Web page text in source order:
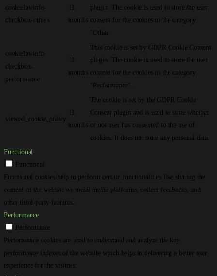
cookielawinfo-
checkbox-others
months
plugin. The cookie is used to store the user
consent for the cookies in the category
"Other.
cookielawinfo-
checkbox-
performance
months
This cookie is set by GDPR Cookie Consent
plugin. The cookie is used to store the user
consent for the cookies in the category
"Performance".
viewed_cookie_policy
months
The cookie is set by the GDPR Cookie
Consent plugin and is used to store whether
or not user has consented to the use of
cookies. It does not store any personal data.
Functional
Functional
Functional cookies help to perform certain functionalities like sharing the
content of the website on social media platforms, collect feedbacks, and
other third-party features.
Performance
Performance
Performance cookies are used to understand and analyze the key
performance indexes of the website which helps in delivering a better user
experience for the visitors.